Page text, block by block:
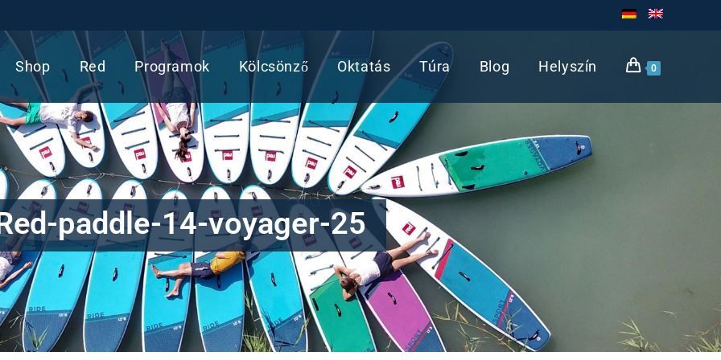
Shop Red Programok Kölcsönző Oktatás Túra Blog Helyszín 0
paddle-14-voyager-25